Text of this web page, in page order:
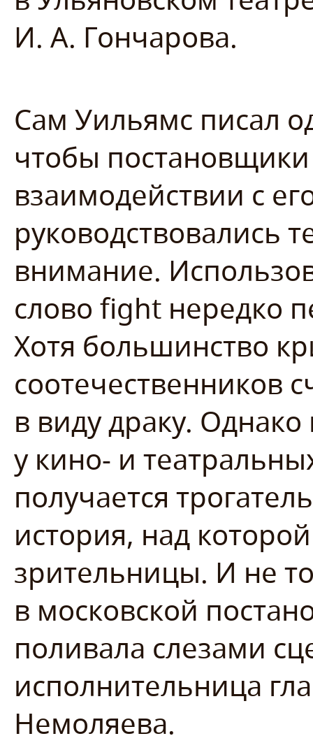
И. А. Гончарова.
Сам Уильямс писал
чтобы
взаимодействии с
руководствовались
внимание.
слово fight нередко
Хотя большинство
соотечественников
в виду драку.
у кино- и
получается
история, над
зрительницы. И не
в московской
поливала слезами
исполнительница
Немоляева.